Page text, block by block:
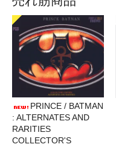
PRINCE / BATMAN
: ALTERNATES AND
RARITIES
COLLECTOR'S